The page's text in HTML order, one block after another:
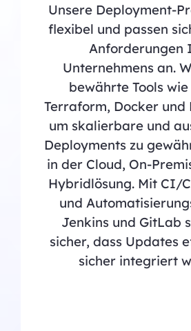
Unsere Deployment-
flexibel und passen
Anforderungen
Unternehmens an.
bewährte Tools
Terraform, Docker und
um skalierbare und
Deployments zu
in der Cloud, On-
Hybridlösung. Mit CI/
und
Jenkins und GitLab
sicher, dass Updates
sicher integriert